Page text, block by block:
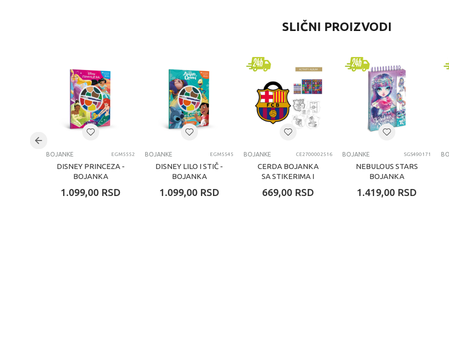
Bojanke
devojčice
Uzrast 7-8 godina
Kategorija BOJANKE
SLIČNI PROIZVODI
BOJANKE EGM5552
DISNEY PRINCEZA -
BOJANKA
1.099,00 RSD
BOJANKE EGM5545
DISNEY LILO I STIČ -
BOJANKA
1.099,00 RSD
BOJANKE CE2700002516
CERDA BOJANKA
SA STIKERIMA I
BERCELONA
669,00 RSD
BOJANKE SGS490171
NEBULOUS STARS
BOJANKA
PONETI
1.419,00 RSD